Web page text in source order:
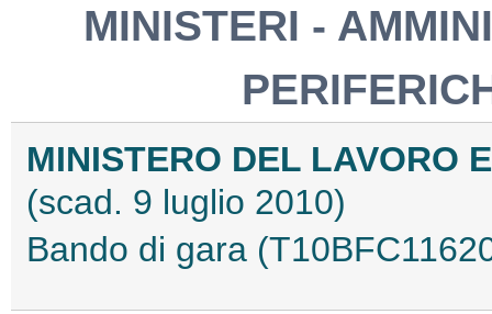
MINISTERI -
MINISTERO DEL LAVORO
(scad. 9 luglio 2010)
Bando di gara